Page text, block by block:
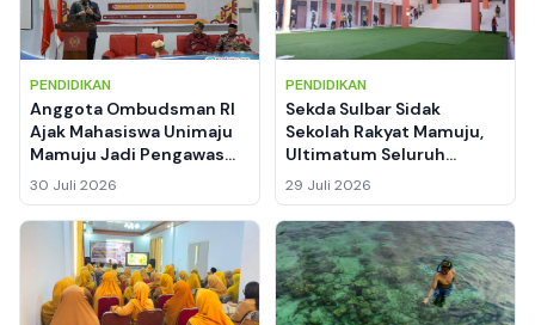
PENDIDIKAN
Anggota Ombudsman RI
Ajak Mahasiswa Unimaju
Mamuju Jadi Pengawas
Pelayanan Publik, Cegah
Maladministrasi
30 Juli 2026
PENDIDIKAN
Sekda Sulbar Sidak
Sekolah Rakyat Mamuju,
Ultimatum Seluruh
Fasilitas Harus Rampung
Sebelum 31 Juli 2026
29 Juli 2026